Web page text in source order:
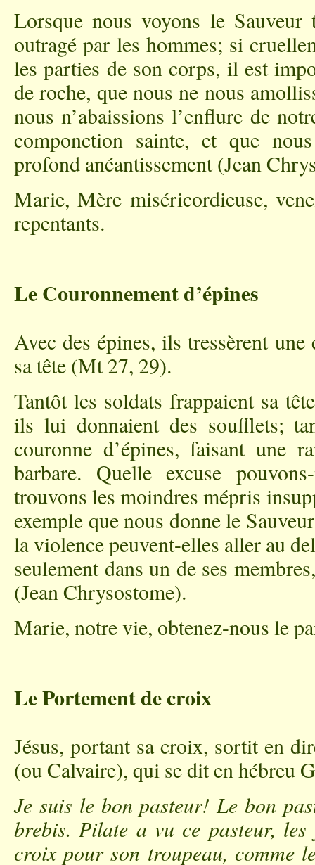
Lorsque nous voyons le
outragé par les hommes; si
les parties de son corps, il est
de roche, que nous ne nous
nous n’abaissions l’enflure de
componction sainte, et que
profond anéantissement (Jean
Marie, Mère miséricordieuse,
repentants.
Le Couronnement d’épines
Avec des épines, ils tressèrent
sa tête (Mt 27, 29).
Tantôt les soldats frappaient sa
ils lui donnaient des soufflets;
couronne d’épines, faisant une
barbare. Quelle excuse
trouvons les moindres mépris
exemple que nous donne le
la violence peuvent-elles aller au
seulement dans un de ses
(Jean Chrysostome).
Marie, notre vie, obtenez-nous le
Le Portement de croix
Jésus, portant sa croix, sortit en
(ou Calvaire), qui se dit en hébreu
Je suis le bon pasteur! Le bon
brebis. Pilate a vu ce pasteur,
croix pour son troupeau, comme